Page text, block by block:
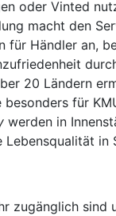
oder Vinted
macht den
Händler an,
20 Ländern
für
werden in
in
zugänglich